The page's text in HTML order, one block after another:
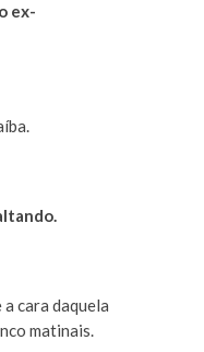
ex-
cara daquela
matinais.